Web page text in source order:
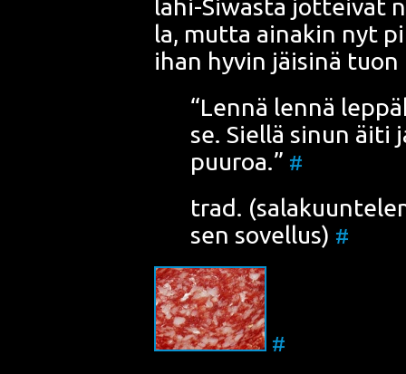
lähi-Siwas­ta jot­tei­vät
la, mut­ta aina­kin nyt
ihan hyvin jäi­si­nä
“Len­nä len­nä
se. Siel­lä sinun äiti
puu­roa.” #
trad.
sen sovel­lus) #
#